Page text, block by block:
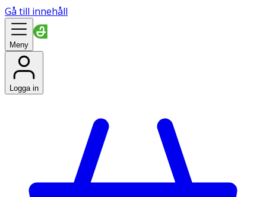
Gå till innehåll
Meny
Logga in